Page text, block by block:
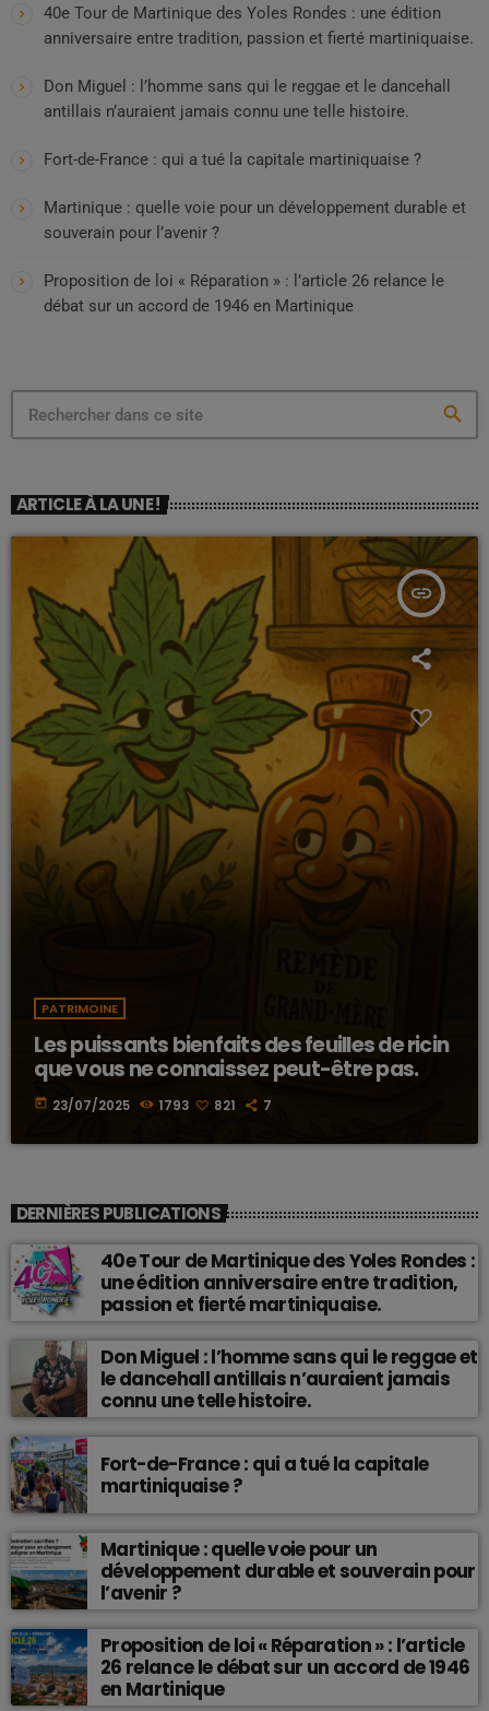
40e Tour de Martinique des Yoles Rondes : une édition
anniversaire entre tradition, passion et fierté martiniquaise.
Don Miguel : l’homme sans qui le reggae et le dancehall
antillais n’auraient jamais connu une telle histoire.
Fort-de-France : qui a tué la capitale martiniquaise ?
Martinique : quelle voie pour un développement durable et
souverain pour l’avenir ?
Proposition de loi « Réparation » : l’article 26 relance le
débat sur un accord de 1946 en Martinique
search
ARTICLE À LA UNE !
insert_link
PATRIMOINE
Les puissants bienfaits des feuilles de ricin
que vous ne connaissez peut-être pas.
today 23/07/2025 1793 821 7
DERNIÈRES PUBLICATIONS
40e Tour de Martinique des Yoles Rondes :
une édition anniversaire entre tradition,
passion et fierté martiniquaise.
Don Miguel : l’homme sans qui le reggae et
le dancehall antillais n’auraient jamais
connu une telle histoire.
Fort-de-France : qui a tué la capitale
martiniquaise ?
Martinique : quelle voie pour un
développement durable et souverain pour
l’avenir ?
Proposition de loi « Réparation » : l’article
26 relance le débat sur un accord de 1946
en Martinique